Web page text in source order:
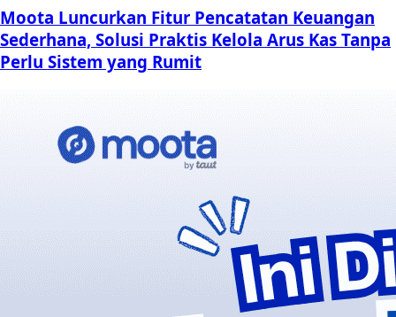
Moota Luncurkan Fitur Pencatatan Keuangan
Sederhana, Solusi Praktis Kelola Arus Kas Tanpa
Perlu Sistem yang Rumit